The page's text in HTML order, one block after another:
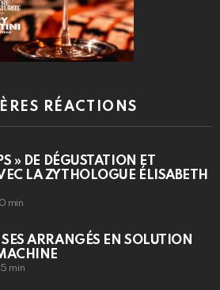
RÉACTIONS
» DE DÉGUSTATION ET
LA ZYTHOLOGUE ÉLISABETH
min
SES ARRANGÉS EN SOLUTION
min